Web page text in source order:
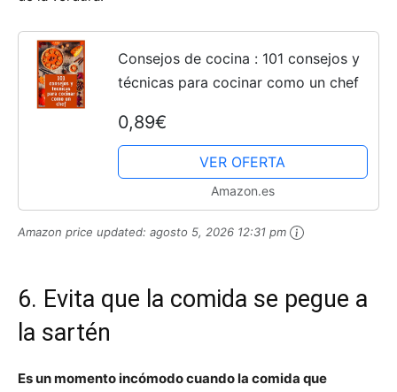
Consejos de cocina : 101 consejos y
técnicas para cocinar como un chef
0,89€
VER OFERTA
Amazon.es
Amazon price updated: agosto 5, 2026 12:31 pm
6. Evita que la comida se pegue a
la sartén
Es un momento incómodo cuando la comida que